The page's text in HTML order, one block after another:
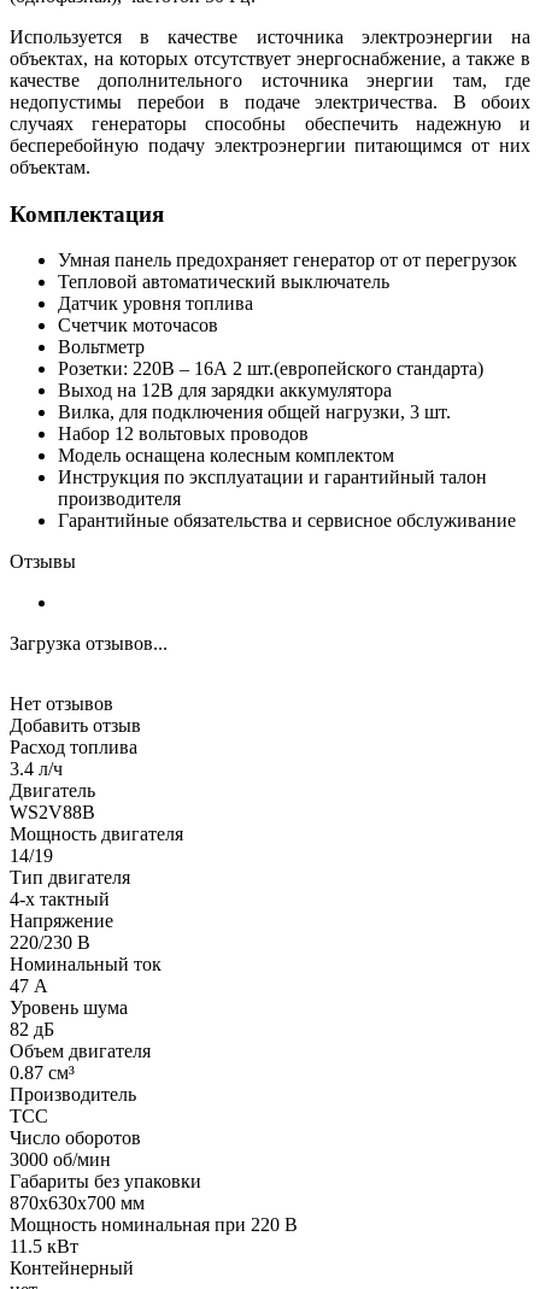
Используется в качестве источника электроэнергии на
объектах, на которых отсутствует энергоснабжение, а также в
качестве дополнительного источника энергии там, где
недопустимы перебои в подаче электричества. В обоих
случаях генераторы способны обеспечить надежную и
бесперебойную подачу электроэнергии питающимся от них
объектам.
Комплектация
Умная панель предохраняет генератор от от перегрузок
Тепловой автоматический выключатель
Датчик уровня топлива
Счетчик моточасов
Вольтметр
Розетки: 220В – 16А 2 шт.(европейского стандарта)
Выход на 12В для зарядки аккумулятора
Вилка, для подключения общей нагрузки, 3 шт.
Набор 12 вольтовых проводов
Модель оснащена колесным комплектом
Инструкция по эксплуатации и гарантийный талон
производителя
Гарантийные обязательства и сервисное обслуживание
Отзывы
Загрузка отзывов...
Нет отзывов
Добавить отзыв
Расход топлива
3.4 л/ч
Двигатель
WS2V88B
Мощность двигателя
14/19
Тип двигателя
4-х тактный
Напряжение
220/230 В
Номинальный ток
47 А
Уровень шума
82 дБ
Объем двигателя
0.87 см³
Производитель
ТСС
Число оборотов
3000 об/мин
Габариты без упаковки
870х630х700 мм
Мощность номинальная при 220 В
11.5 кВт
Контейнерный